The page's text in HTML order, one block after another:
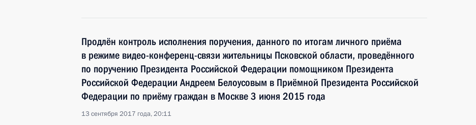
Продлён контроль исполнения поручения, данного по итогам личного приёма
в режиме видео-конференц-связи жительницы Псковской области, проведённого
по поручению Президента Российской Федерации помощником Президента
Российской Федерации Андреем Белоусовым в Приёмной Президента Российской
Федерации по приёму граждан в Москве 3 июня 2015 года
13 сентября 2017 года, 20:11